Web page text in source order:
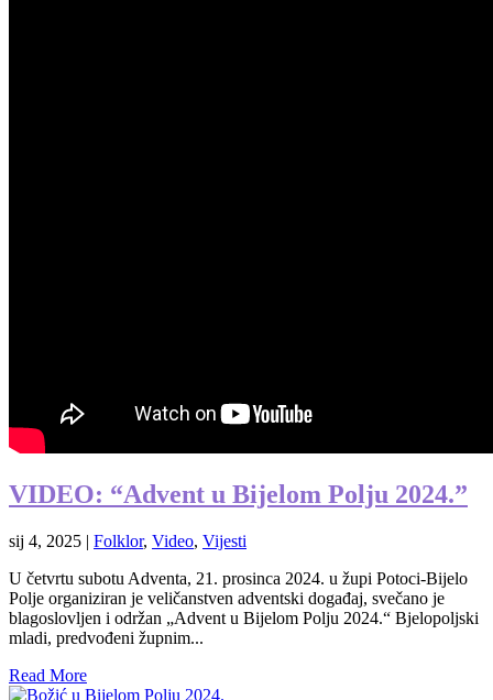
VIDEO: “Advent u Bijelom Polju 2024.”
sij 4, 2025 | Folklor, Video, Vijesti
U četvrtu subotu Adventa, 21. prosinca 2024. u župi Potoci-Bijelo
Polje organiziran je veličanstven adventski događaj, svečano je
blagoslovljen i održan „Advent u Bijelom Polju 2024.“ Bjelopoljski
mladi, predvođeni župnim...
Read More